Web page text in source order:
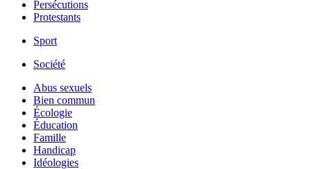
Persécutions
Protestants
Sport
Société
Abus sexuels
Bien commun
Écologie
Éducation
Famille
Handicap
Idéologies